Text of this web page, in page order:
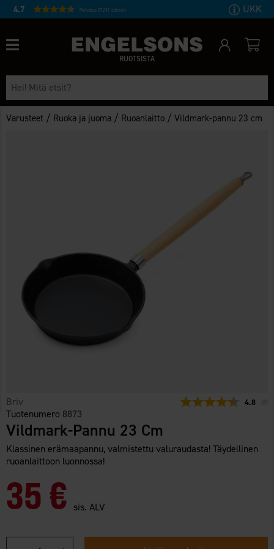
4.7 Perustuu 27231 ääneen UKK
RUOTSISTA
Varusteet / Ruoka ja juoma / Ruoanlaitto /Vildmark-pannu 23 cm
Briv
Tuotenumero 8873
4.8
Vildmark-Pannu 23 Cm
Klassinen erämaapannu, valmistettu valuraudasta! Täydellinen
ruoanlaittoon luonnossa!
35 € sis. ALV